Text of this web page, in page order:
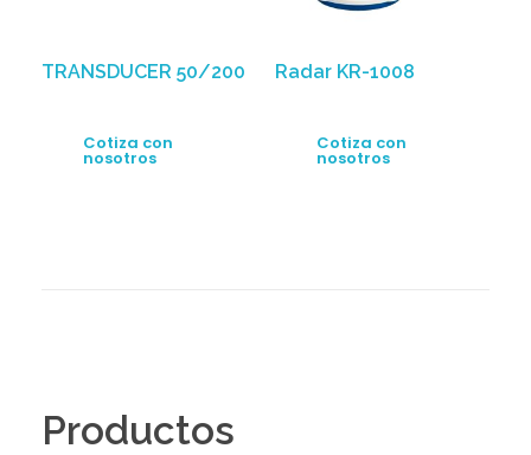
TRANSDUCER 50/200
Cotiza con
nosotros
Radar KR-1008
Cotiza con
nosotros
Productos